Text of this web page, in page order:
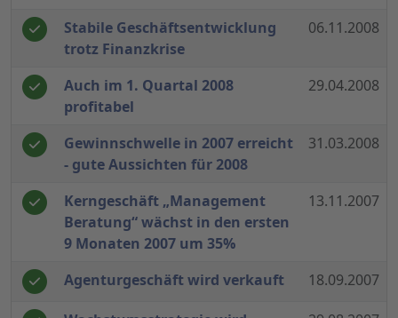
Stabile Geschäftsentwicklung
trotz Finanzkrise
06.11.2008
Auch im 1. Quartal 2008
profitabel
29.04.2008
Gewinnschwelle in 2007 erreicht
- gute Aussichten für 2008
31.03.2008
Kerngeschäft „Management
Beratung“ wächst in den ersten
9 Monaten 2007 um 35%
13.11.2007
Agenturgeschäft wird verkauft 18.09.2007